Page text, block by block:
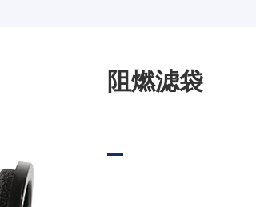
阻燃滤袋